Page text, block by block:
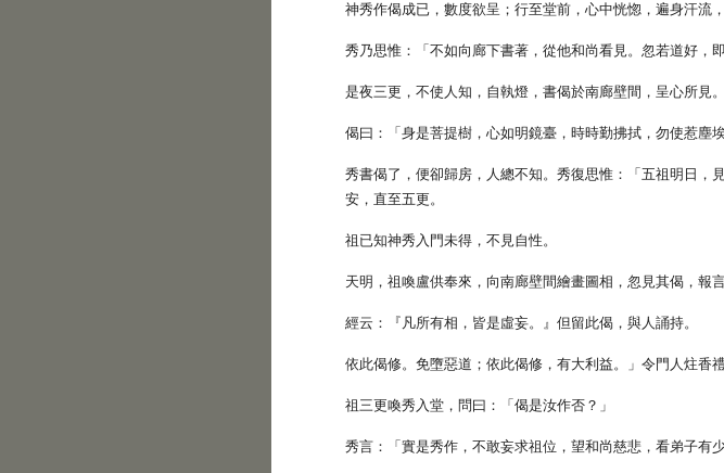
神秀作偈成已，數度欲呈；行至堂前，心中恍惚，遍身汗流
秀乃思惟：「不如向廊下書著，從他和尚看見。忽若道好，
是夜三更，不使人知，自執燈，書偈於南廊壁間，呈心所見。
偈曰：「身是菩提樹，心如明鏡臺，時時勤拂拭，勿使惹塵埃
秀書偈了，便卻歸房，人總不知。秀復思惟：「五祖明日，
安，直至五更。
祖已知神秀入門未得，不見自性。
天明，祖喚盧供奉來，向南廊壁間繪畫圖相，忽見其偈，報
經云：『凡所有相，皆是虛妄。』但留此偈，與人誦持。
依此偈修。免墮惡道；依此偈修，有大利益。」令門人炷香
祖三更喚秀入堂，問曰：「偈是汝作否？」
秀言：「實是秀作，不敢妄求祖位，望和尚慈悲，看弟子有少